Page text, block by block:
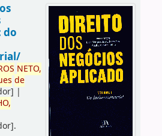
do
NETO,
de
|
.